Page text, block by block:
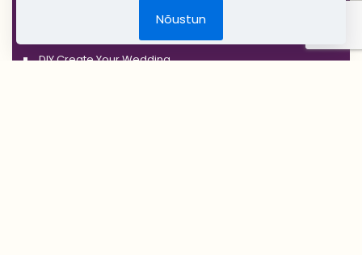
DIY Create Your Wedding
Nõustun